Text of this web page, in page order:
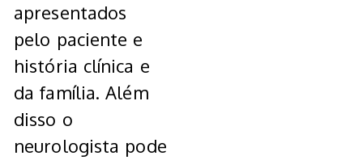
apresentados
pelo paciente e
história clínica e
da família. Além
disso o
neurologista pode